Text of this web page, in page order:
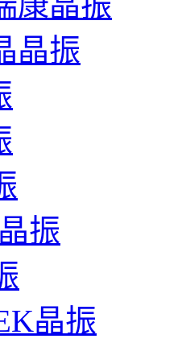
晶振
振
晶振